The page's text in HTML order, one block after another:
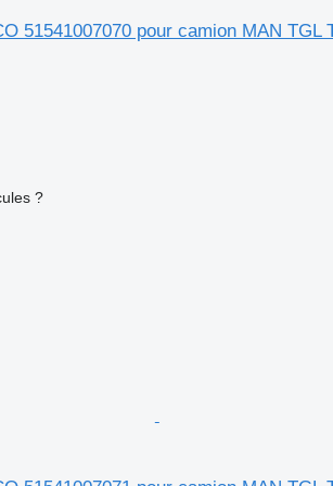
51541007070 pour camion MAN TGL
?